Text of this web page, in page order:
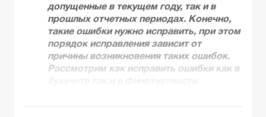
допущенные в текущем году, так и в
прошлых отчетных периодах. Конечно,
такие ошибки нужно исправить, при этом
порядок исправления зависит от
причины возникновения таких ошибок.
Рассмотрим как исправить ошибки как в